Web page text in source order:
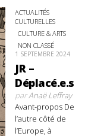
ACTUALITÉS
CULTURELLES
CULTURE & ARTS
NON CLASSÉ
1 SEPTEMBRE 2024
JR –
Déplacé.e.s
parAnaë Leffray
Avant-propos De
l’autre côté de
l’Europe, à